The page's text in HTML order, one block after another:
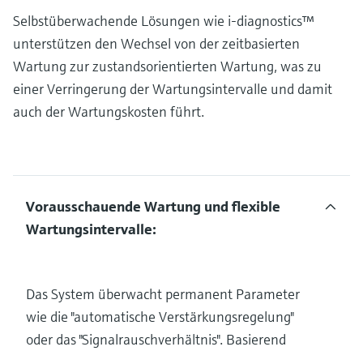
Selbstüberwachende Lösungen wie i-diagnostics™
unterstützen den Wechsel von der zeitbasierten
Wartung zur zustandsorientierten Wartung, was zu
einer Verringerung der Wartungsintervalle und damit
auch der Wartungskosten führt.
Vorausschauende Wartung und flexible
Wartungsintervalle:
Das System überwacht permanent Parameter
wie die "automatische Verstärkungsregelung"
oder das "Signalrauschverhältnis". Basierend